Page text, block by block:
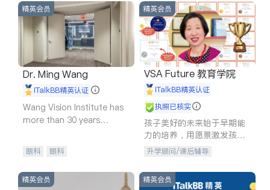
商铺租售
开发商建商
精英会员
Dr. Ming Wang
iTalkBB精英认证
Wang Vision Institute has
more than 30 years
眼科 眼科
精英会员
VSA Future 教育学院
iTalkBB精英认证
执照已核实
孩子美好的未来始于早期能
力的培养，用愿景激发孩子
的学习潜力和动力。理念：
拥有成长型心态是成功的基
石。
升学顾问/课后辅导
精英会员 精英会员